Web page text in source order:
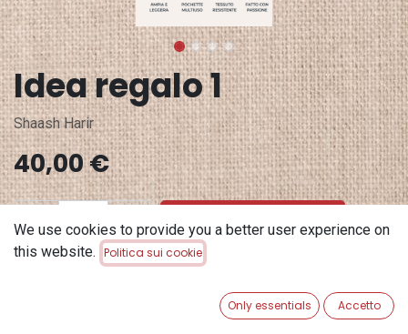
Idea regalo 1
Shaash Harir
40,00€
ADD TO CART
Aggiungi alla lista dei desideri
We use cookies to provide you a better user experience on
this website. Politica sui cookie
Only essentials Accetto